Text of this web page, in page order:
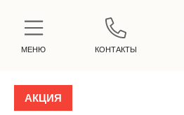
МЕНЮ КОНТАКТЫ
АКЦИЯ